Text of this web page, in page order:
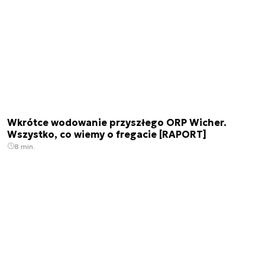
Wkrótce wodowanie przyszłego ORP Wicher.
Wszystko, co wiemy o fregacie [RAPORT]
8 min.